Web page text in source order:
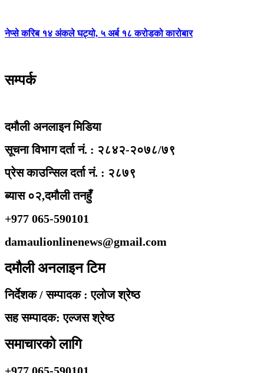
नेप्से करिब १४ अंकले घट्यो, ५ अर्ब १८ करोडको कारोबार
सम्पर्क
दमौली अनलाइन मिडिया
सूचना विभाग दर्ता नं. : २८४२-२०७८/७९
प्रेस काउन्सिल दर्ता नं. : २८७९
ब्यास ०२,दमौली तनहुँ
+977 065-590101
damaulionlinenews@gmail.com
दमौली अनलाइन टिम
निर्देशक / सम्पादक : एलोज श्रेष्ठ
सह सम्पादक: एल्जस श्रेष्ठ
समाचारको लागि